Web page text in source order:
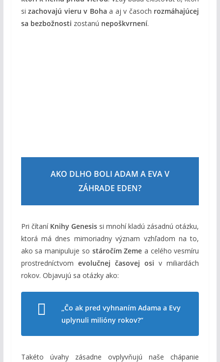
sizachovajú vieru v Boha a aj v časoch rozmáhajúcej
sa bezbožnosti zostanú nepoškvrnení.
AKO DLHO BOLI ADAM A EVA V
ZÁHRADE EDEN?
Pri čítaní Knihy Genesissi mnohí kladú zásadnú otázku,
ktorá má dnes mimoriadny význam vzhľadom na to,
ako sa manipuluje so stáročím Zeme a celého vesmíru
prostredníctvom evolučnej časovej osi v miliardách
rokov. Objavujú sa otázky ako:
„Čo ak pred vyhnaním Adama a Evy
uplynuli milióny rokov?“
Takéto úvahy zásadne ovplyvňujú naše chápanie